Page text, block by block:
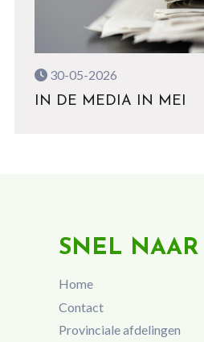
30-05-2026
IN DE MEDIA IN MEI
SNEL NAAR
Home
Contact
Provinciale afdelingen